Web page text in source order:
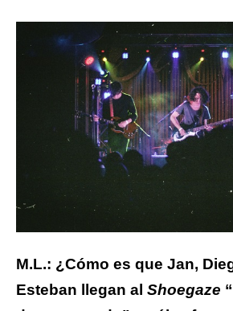
M.L.: ¿Cómo es que Jan,
Esteban llegan al Shoegaze